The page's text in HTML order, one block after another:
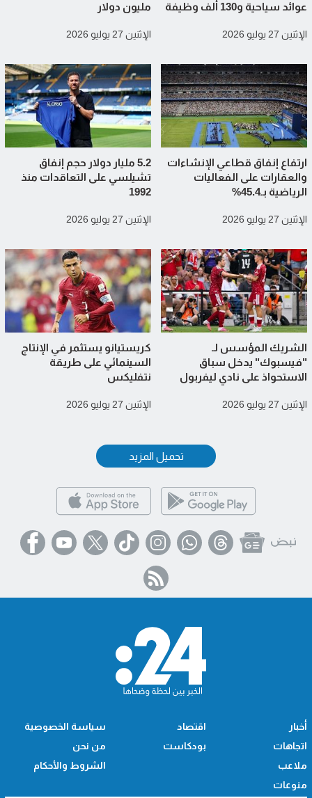
عوائد سياحية و130 ألف وظيفة
الإثنين 27 يوليو 2026
مليون دولار
الإثنين 27 يوليو 2026
ارتفاع إنفاق قطاعي الإنشاءات
والعقارات على الفعاليات
الرياضية بـ45.4%
الإثنين 27 يوليو 2026
5.2 مليار دولار حجم إنفاق
تشيلسي على التعاقدات منذ
1992
الإثنين 27 يوليو 2026
الشريك المؤسس لـ
"فيسبوك" يدخل سباق
الاستحواذ على نادي ليفربول
الإثنين 27 يوليو 2026
كريستيانو يستثمر في الإنتاج
السينمائي على طريقة
نتفليكس
الإثنين 27 يوليو 2026
تحميل المزيد
أخبار
اتجاهات
ملاعب
منوعات
اقتصاد
بودكاست
سياسة الخصوصية
من نحن
الشروط والأحكام